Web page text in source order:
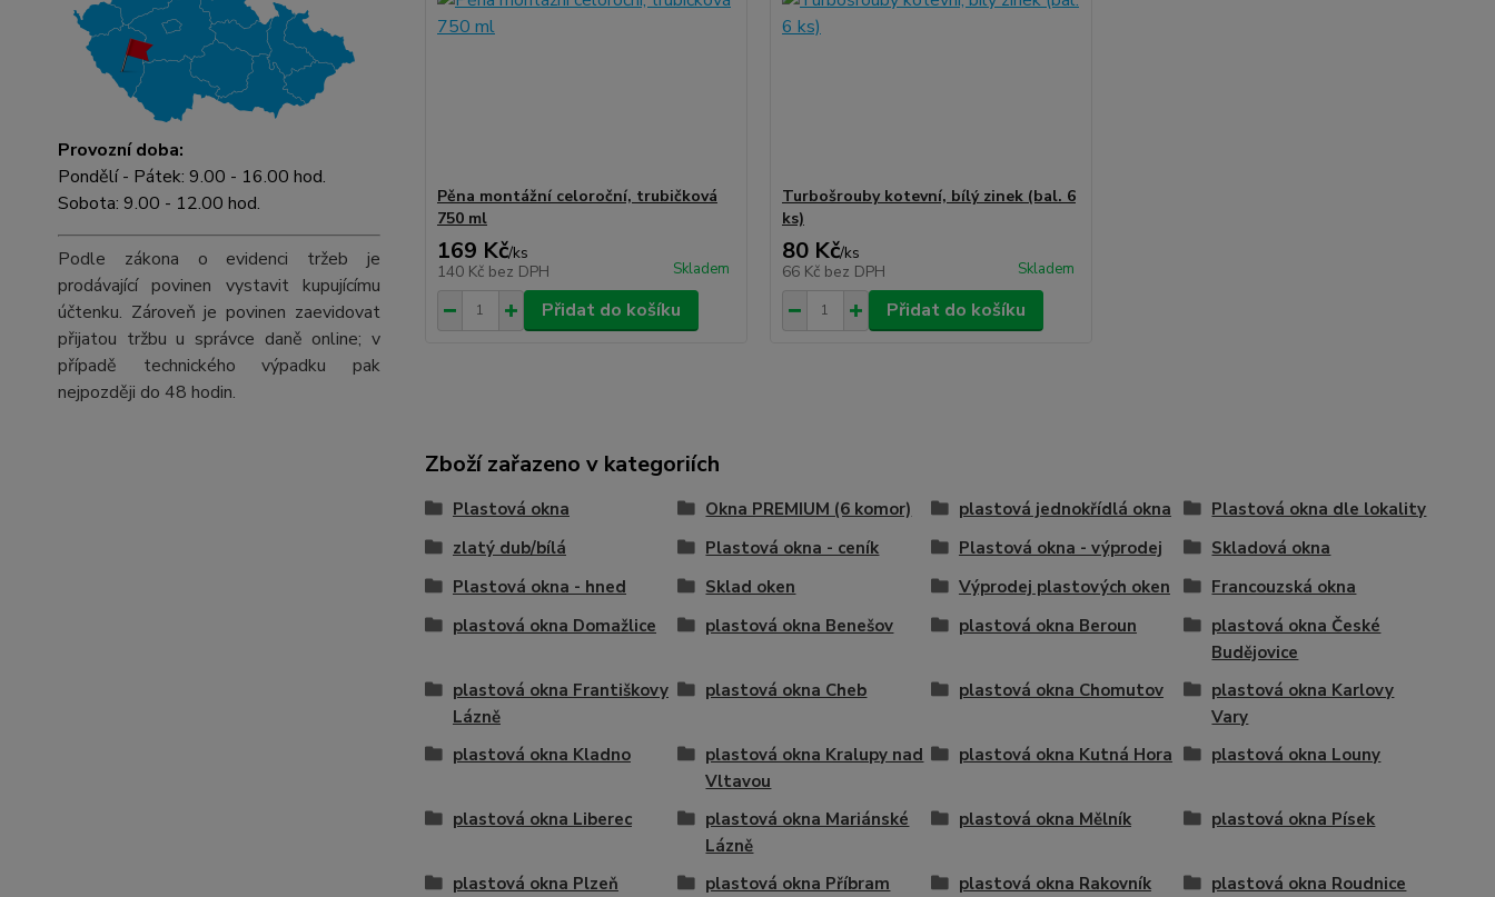
Provozní doba:
Pondělí - Pátek: 9.00 - 16.00 hod.
Sobota: 9.00 - 12.00 hod.
Podle zákona o evidenci tržeb je
prodávající povinen vystavit kupujícímu
účtenku. Zároveň je povinen zaevidovat
přijatou tržbu u správce daně online; v
případě technického výpadku pak
nejpozději do 48 hodin.
Pěna montážní celoroční, trubičková
750 ml
169 Kč/ks
140 Kč bez DPH Skladem
Přidat do košíku
Turbošrouby kotevní, bílý zinek (bal. 6
ks)
80 Kč/ks
66 Kč bez DPH Skladem
Přidat do košíku
Zboží zařazeno v kategoriích
Plastová okna Okna PREMIUM (6 komor) plastová jednokřídlá okna
Plastová okna dle lokality
zlatý dub/bílá
Plastová okna - ceník Plastová okna - výprodej
Skladová okna
Plastová okna - hned
Sklad oken Výprodej plastových oken
Francouzská okna
plastová okna Domažlice
plastová okna Benešov plastová okna Beroun
plastová okna České
Budějovice
plastová okna Františkovy
Lázně
plastová okna Cheb plastová okna Chomutov
plastová okna Karlovy
Vary
plastová okna Kladno
plastová okna Kralupy nad
Vltavou
plastová okna Kutná Hora plastová okna Louny
plastová okna Liberec
plastová okna Mariánské
Lázně
plastová okna Mělník plastová okna Písek
plastová okna Plzeň plastová okna Příbram plastová okna Rakovník plastová okna Roudnice